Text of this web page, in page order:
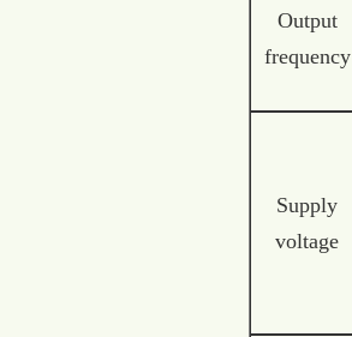
Output
frequency
Supply
voltage